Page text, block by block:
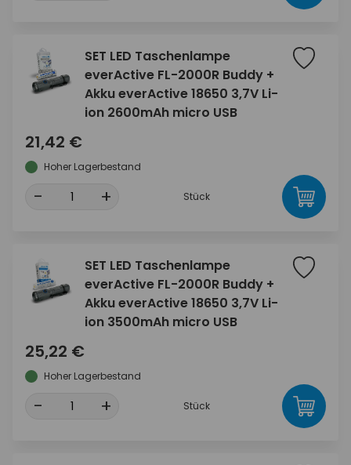
SET LED Taschenlampe
everActive FL-2000R Buddy +
Akku everActive 18650 3,7V Li-
ion 2600mAh micro USB
21,42 €
Hoher Lagerbestand
- + Stück
SET LED Taschenlampe
everActive FL-2000R Buddy +
Akku everActive 18650 3,7V Li-
ion 3500mAh micro USB
25,22 €
Hoher Lagerbestand
- + Stück